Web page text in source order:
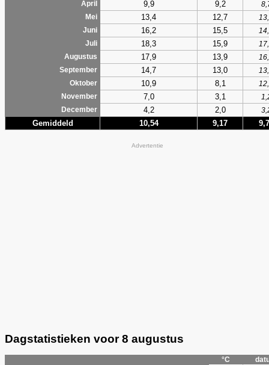
April
9,9 9,2
Mei
13,4 12,7
Juni
16,2 15,5
Juli
18,3 15,9
Augustus
17,9 13,9
September
14,7 13,0
Oktober
10,9 8,1
November
7,0 3,1
December
4,2 2,0
Gemiddeld 10,54 9,17
Advertentie
Dagstatistieken voor 8 augustus
°C